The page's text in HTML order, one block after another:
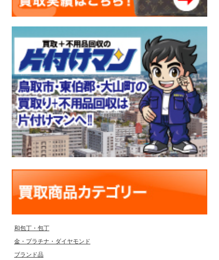
和包丁・包丁
金・プラチナ・ダイヤモンド
ブランド品